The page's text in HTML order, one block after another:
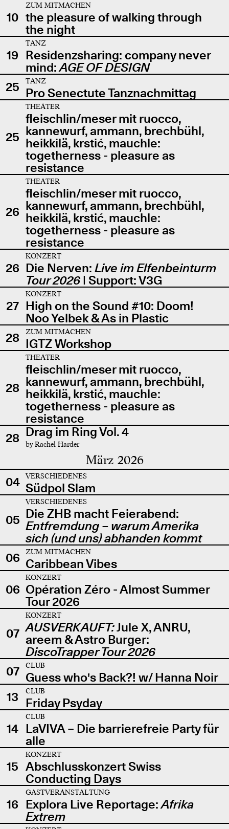
10
ZUM MITMACHEN
the pleasure of walking through
the night
19
TANZ
Residenzsharing: company never
mind:AGE OF DESIGN
25
TANZ
Pro Senectute Tanznachmittag
25
THEATER
fleischlin/meser mit ruocco,
kannewurf, ammann, brechbühl,
heikkilä, krstić, mauchle:
togetherness - pleasure as
resistance
26
THEATER
fleischlin/meser mit ruocco,
kannewurf, ammann, brechbühl,
heikkilä, krstić, mauchle:
togetherness - pleasure as
resistance
26
KONZERT
Die Nerven: Live im Elfenbeinturm
Tour 2026| Support: V3G
27
KONZERT
High on the Sound #10: Doom!
Noo Yelbek & As in Plastic
28
ZUM MITMACHEN
IGTZ Workshop
28
THEATER
fleischlin/meser mit ruocco,
kannewurf, ammann, brechbühl,
heikkilä, krstić, mauchle:
togetherness - pleasure as
resistance
28 Drag im Ring Vol. 4
by Rachel Harder
März 2026
04 VERSCHIEDENES
Südpol Slam
05
VERSCHIEDENES
Die ZHB macht Feierabend:
Entfremdung – warum Amerika
sich (und uns) abhanden kommt
06
ZUM MITMACHEN
Caribbean Vibes
06
KONZERT
Opération Zéro - Almost Summer
Tour 2026
07
KONZERT
AUSVERKAUFT:Jule X, ANRU,
areem & Astro Burger:
DiscoTrapper Tour 2026
07
CLUB
Guess who's Back?! w/ Hanna Noir
13
CLUB
Friday Psyday
14
CLUB
LaVIVA – Die barrierefreie Party für
alle
15
KONZERT
Abschlusskonzert Swiss
Conducting Days
16
GASTVERANSTALTUNG
Explora Live Reportage:Afrika
Extrem